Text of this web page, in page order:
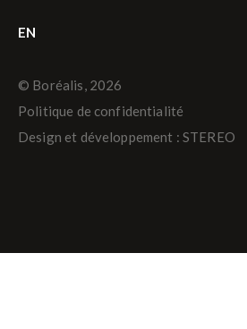
EN
© Boréalis, 2026
Politique de confidentialité
Design et développement : STEREO